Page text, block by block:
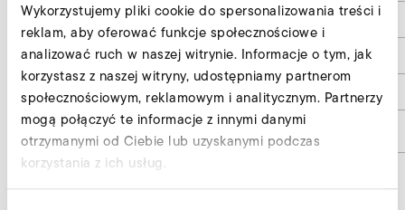
Wykorzystujemy pliki cookie do spersonalizowania treści i
reklam, aby oferować funkcje społecznościowe i
analizować ruch w naszej witrynie. Informacje o tym, jak
korzystasz z naszej witryny, udostępniamy partnerom
społecznościowym, reklamowym i analitycznym. Partnerzy
mogą połączyć te informacje z innymi danymi
otrzymanymi od Ciebie lub uzyskanymi podczas
korzystania z ich usług.
d6
h1
h2
Numer materiału
150
55
8
9018616